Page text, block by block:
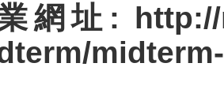
網址: http://